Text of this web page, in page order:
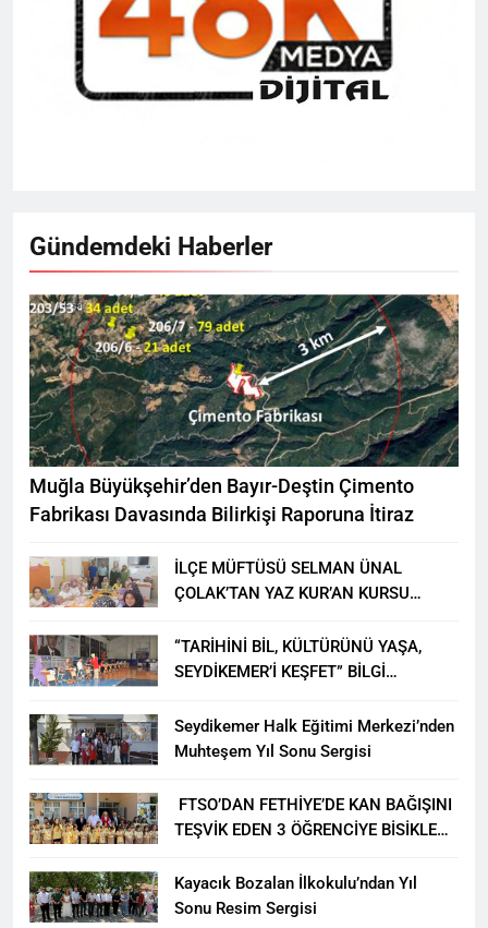
Gündemdeki Haberler
Muğla Büyükşehir’den Bayır-Deştin Çimento
Fabrikası Davasında Bilirkişi Raporuna İtiraz
İLÇE MÜFTÜSÜ SELMAN ÜNAL
ÇOLAK’TAN YAZ KUR’AN KURSU
“TARİHİNİ BİL, KÜLTÜRÜNÜ YAŞA,
SEYDİKEMER’İ KEŞFET” BİLGİ
Seydikemer Halk Eğitimi Merkezi’nden
Muhteşem Yıl Sonu Sergisi
FTSO’DAN FETHİYE’DE KAN BAĞIŞINI
TEŞVİK EDEN 3 ÖĞRENCİYE BİSİKLET
Kayacık Bozalan İlkokulu’ndan Yıl
Sonu Resim Sergisi